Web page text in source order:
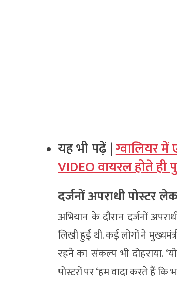
यह भी पढ़ें |ग्वालियर
VIDEO वायरल होते
दर्जनों अपराधी
अभियान के दौरान दर्जनों
लिखी हुई थी. कई लोगों ने
रहने का संकल्प भी दोहराया.
पोस्टरों पर ‘हम वादा करते हैं